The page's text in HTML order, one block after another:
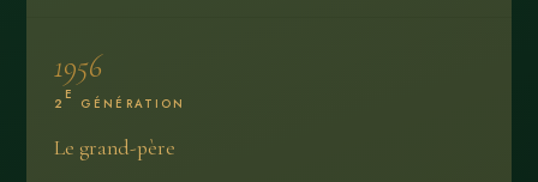
1956
2
E
GÉNÉRATION
Le grand-père